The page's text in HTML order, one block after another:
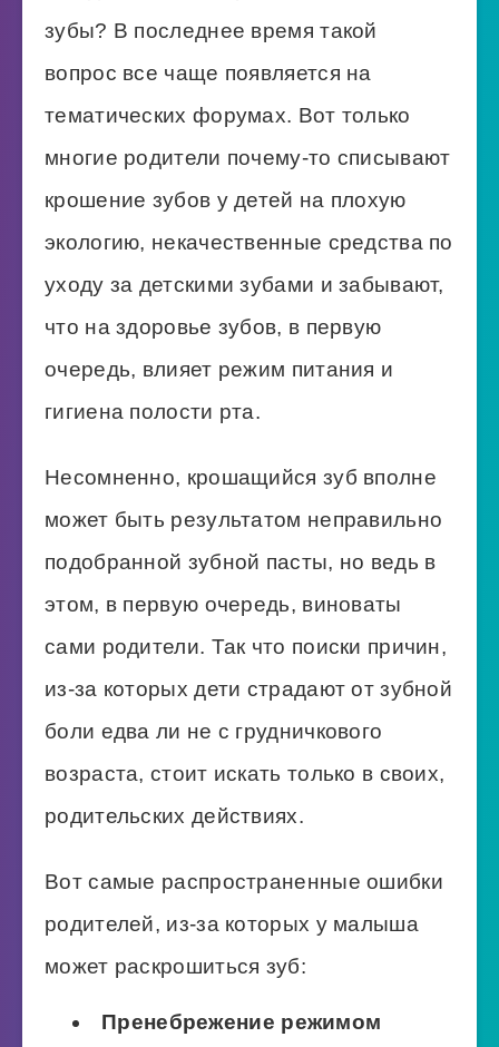
зубы? В последнее время такой
вопрос все чаще появляется на
тематических форумах. Вот только
многие родители почему-то списывают
крошение зубов у детей на плохую
экологию, некачественные средства по
уходу за детскими зубами и забывают,
что на здоровье зубов, в первую
очередь, влияет режим питания и
гигиена полости рта.
Несомненно, крошащийся зуб вполне
может быть результатом неправильно
подобранной зубной пасты, но ведь в
этом, в первую очередь, виноваты
сами родители. Так что поиски причин,
из-за которых дети страдают от зубной
боли едва ли не с грудничкового
возраста, стоит искать только в своих,
родительских действиях.
Вот самые распространенные ошибки
родителей, из-за которых у малыша
может раскрошиться зуб:
Пренебрежение режимом